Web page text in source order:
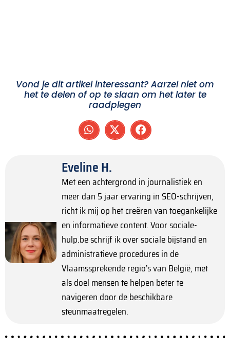
Vond je dit artikel interessant? Aarzel niet om
het te delen of op te slaan om het later te
raadplegen
Eveline H.
Met een achtergrond in journalistiek en
meer dan 5 jaar ervaring in SEO-schrijven,
richt ik mij op het creëren van toegankelijke
en informatieve content. Voor sociale-
hulp.be schrijf ik over sociale bijstand en
administratieve procedures in de
Vlaamssprekende regio’s van België, met
als doel mensen te helpen beter te
navigeren door de beschikbare
steunmaatregelen.